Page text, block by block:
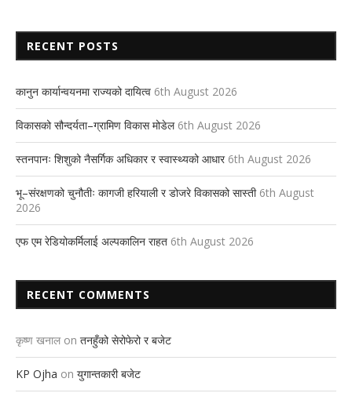
RECENT POSTS
कानुन कार्यान्वयनमा राज्यको दायित्व 6th August 2026
विकासको सौन्दर्यता–ग्रामिण विकास मोडेल 6th August 2026
स्तनपानः शिशुको नैसर्गिक अधिकार र स्वास्थ्यको आधार 6th August 2026
भू–संरक्षणको चुनौतीः कागजी हरियाली र डोजरे विकासको सास्ती 6th August
2026
एफ एम रेडियोकर्मिलाई अल्पकालिन राहत 6th August 2026
RECENT COMMENTS
कृष्ण खनाल on तनहुँको सेरोफेरो र बजेट
KP Ojha on युगान्तकारी बजेट